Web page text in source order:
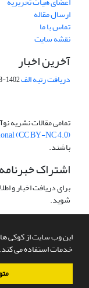
این وب سایت از کوکی ها
خدمات استفاده می کند.
ارسال مقاله
تماس با ما
نقشه سایت
آخرین اخبار
دریافت رتبه الف1402-08-06
تمامی مقالات نشریه
(CC BY-NC 4.0)
باشند.
اشتراک خبرنامه
برای دریافت اخبار و
شوید.
سامانه مدیریت